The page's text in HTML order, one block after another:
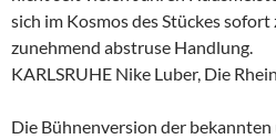
sich im Kosmos des Stückes
zunehmend abstruse Handlung.
KARLSRUHE Nike Luber, Die
Die Bühnenversion der